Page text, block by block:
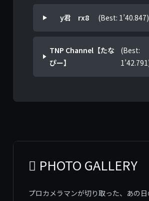
y君 rx8 (Best: 1’40.847)
TNP Channel【たな
ぴー】
(Best:
 PHOTO GALLERY
プロカメラマンが切り取った、あの